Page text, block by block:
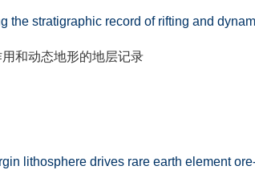
the stratigraphic record of rifting and
和动态地形的地层记录
lithosphere drives rare earth element